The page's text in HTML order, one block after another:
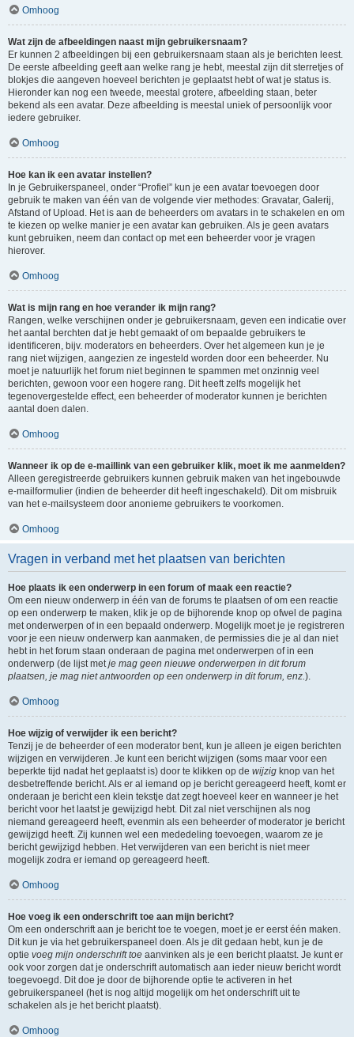
Omhoog
Wat zijn de afbeeldingen naast mijn gebruikersnaam?
Er kunnen 2 afbeeldingen bij een gebruikersnaam staan als je berichten leest.
De eerste afbeelding geeft aan welke rang je hebt, meestal zijn dit sterretjes of
blokjes die aangeven hoeveel berichten je geplaatst hebt of wat je status is.
Hieronder kan nog een tweede, meestal grotere, afbeelding staan, beter
bekend als een avatar. Deze afbeelding is meestal uniek of persoonlijk voor
iedere gebruiker.
Omhoog
Hoe kan ik een avatar instellen?
In je Gebruikerspaneel, onder “Profiel” kun je een avatar toevoegen door
gebruik te maken van één van de volgende vier methodes: Gravatar, Galerij,
Afstand of Upload. Het is aan de beheerders om avatars in te schakelen en om
te kiezen op welke manier je een avatar kan gebruiken. Als je geen avatars
kunt gebruiken, neem dan contact op met een beheerder voor je vragen
hierover.
Omhoog
Wat is mijn rang en hoe verander ik mijn rang?
Rangen, welke verschijnen onder je gebruikersnaam, geven een indicatie over
het aantal berchten dat je hebt gemaakt of om bepaalde gebruikers te
identificeren, bijv. moderators en beheerders. Over het algemeen kun je je
rang niet wijzigen, aangezien ze ingesteld worden door een beheerder. Nu
moet je natuurlijk het forum niet beginnen te spammen met onzinnig veel
berichten, gewoon voor een hogere rang. Dit heeft zelfs mogelijk het
tegenovergestelde effect, een beheerder of moderator kunnen je berichten
aantal doen dalen.
Omhoog
Wanneer ik op de e-maillink van een gebruiker klik, moet ik me aanmelden?
Alleen geregistreerde gebruikers kunnen gebruik maken van het ingebouwde
e-mailformulier (indien de beheerder dit heeft ingeschakeld). Dit om misbruik
van het e-mailsysteem door anonieme gebruikers te voorkomen.
Omhoog
Vragen in verband met het plaatsen van berichten
Hoe plaats ik een onderwerp in een forum of maak een reactie?
Om een nieuw onderwerp in één van de forums te plaatsen of om een reactie
op een onderwerp te maken, klik je op de bijhorende knop op ofwel de pagina
met onderwerpen of in een bepaald onderwerp. Mogelijk moet je je registreren
voor je een nieuw onderwerp kan aanmaken, de permissies die je al dan niet
hebt in het forum staan onderaan de pagina met onderwerpen of in een
onderwerp (de lijst metje mag geen nieuwe onderwerpen in dit forum
plaatsen, je mag niet antwoorden op een onderwerp in dit forum, enz.).
Omhoog
Hoe wijzig of verwijder ik een bericht?
Tenzij je de beheerder of een moderator bent, kun je alleen je eigen berichten
wijzigen en verwijderen. Je kunt een bericht wijzigen (soms maar voor een
beperkte tijd nadat het geplaatst is) door te klikken op de wijzig knop van het
desbetreffende bericht. Als er al iemand op je bericht gereageerd heeft, komt er
onderaan je bericht een klein tekstje dat zegt hoeveel keer en wanneer je het
bericht voor het laatst je gewijzigd hebt. Dit zal niet verschijnen als nog
niemand gereageerd heeft, evenmin als een beheerder of moderator je bericht
gewijzigd heeft. Zij kunnen wel een mededeling toevoegen, waarom ze je
bericht gewijzigd hebben. Het verwijderen van een bericht is niet meer
mogelijk zodra er iemand op gereageerd heeft.
Omhoog
Hoe voeg ik een onderschrift toe aan mijn bericht?
Om een onderschrift aan je bericht toe te voegen, moet je er eerst één maken.
Dit kun je via het gebruikerspaneel doen. Als je dit gedaan hebt, kun je de
optie voeg mijn onderschrift toe aanvinken als je een bericht plaatst. Je kunt er
ook voor zorgen dat je onderschrift automatisch aan ieder nieuw bericht wordt
toegevoegd. Dit doe je door de bijhorende optie te activeren in het
gebruikerspaneel (het is nog altijd mogelijk om het onderschrift uit te
schakelen als je het bericht plaatst).
Omhoog